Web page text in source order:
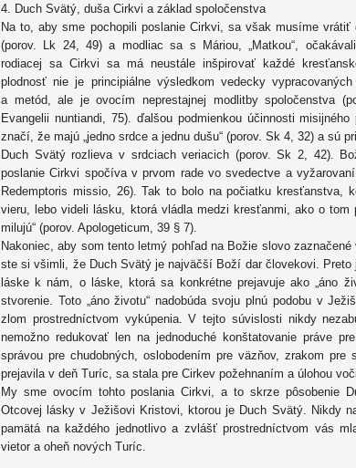
4. Duch Svätý, duša Cirkvi a základ spoločenstva
Na to, aby sme pochopili poslanie Cirkvi, sa však musíme
(porov. Lk 24, 49) a modliac sa s Máriou, „Matkou“,
rodiacej sa Cirkvi sa má neustále inšpirovať každé
plodnosť nie je principiálne výsledkom vedecky vypracovaných
a metód, ale je ovocím neprestajnej modlitby spoločenstva
Evangelii nuntiandi, 75). ďalšou podmienkou účinnosti
značí, že majú „jedno srdce a jednu dušu“ (porov. Sk 4, 32) a sú
Duch Svätý rozlieva v srdciach veriacich (porov. Sk 2, 42).
poslanie Cirkvi spočíva v prvom rade vo svedectve a
Redemptoris missio, 26). Tak to bolo na počiatku kresťanstva,
vieru, lebo videli lásku, ktorá vládla medzi kresťanmi, ako o tom
milujú“ (porov. Apologeticum, 39 § 7).
Nakoniec, aby som tento letmý pohľad na Božie slovo
ste si všimli, že Duch Svätý je najväčší Boží dar človekovi.
láske k nám, o láske, ktorá sa konkrétne prejavuje ako „áno
stvorenie. Toto „áno životu“ nadobúda svoju plnú podobu v
zlom prostredníctvom vykúpenia. V tejto súvislosti nikdy
nemožno redukovať len na jednoduché konštatovanie práve
správou pre chudobných, oslobodením pre väzňov, zrakom pre
prejavila v deň Turíc, sa stala pre Cirkev požehnaním a úlohou
My sme ovocím tohto poslania Cirkvi, a to skrze pôsobenie
Otcovej lásky v Ježišovi Kristovi, ktorou je Duch Svätý. Nikdy
pamätá na každého jednotlivo a zvlášť prostredníctvom vás
vietor a oheň nových Turíc.